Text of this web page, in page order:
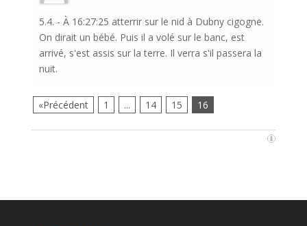
5.4. - À 16:27:25 atterrir sur le nid à Dubny cigogne.
On dirait un bébé. Puis il a volé sur le banc, est
arrivé, s'est assis sur la terre. Il verra s'il passera la
nuit.
«Précédent 1 ... 14 15 16